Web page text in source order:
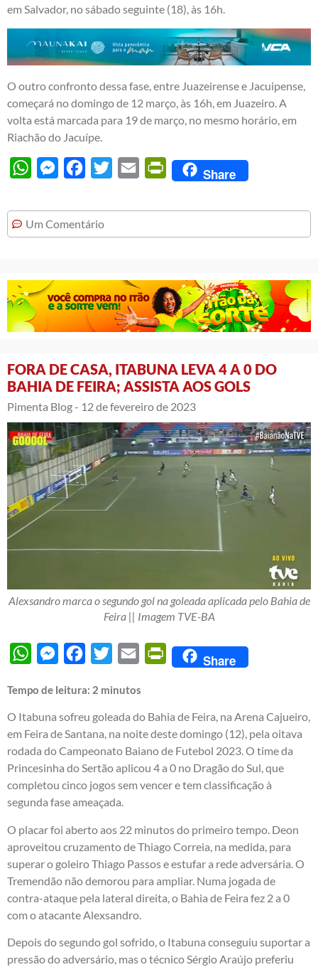
em Salvador, no sábado seguinte (18), às 16h.
O outro confronto dessa fase, entre Juazeirense e Jacuipense,
começará no domingo de 12 março, às 16h, em Juazeiro. A
volta está marcada para 19 de março, no mesmo horário, em
Riachão do Jacuípe.
WhatsAppMessengerFacebook
Twitter Email PrintFriendly
Share
Um Comentário
FORA DE CASA, ITABUNA LEVA 4 A 0 DO
BAHIA DE FEIRA; ASSISTA AOS GOLS
Pimenta Blog - 12 de fevereiro de 2023
Alexsandro marca o segundo gol na goleada aplicada pelo Bahia de
Feira || Imagem TVE-BA
WhatsAppMessengerFacebook
Twitter Email PrintFriendly
Share
Tempo de leitura: 2 minutos
O Itabuna sofreu goleada do Bahia de Feira, na Arena Cajueiro,
em Feira de Santana, na noite deste domingo (12), pela oitava
rodada do Campeonato Baiano de Futebol 2023. O time da
Princesinha do Sertão aplicou 4 a 0 no Dragão do Sul, que
completou cinco jogos sem vencer e tem classificação à
segunda fase ameaçada.
O placar foi aberto aos 22 minutos do primeiro tempo. Deon
aproveitou cruzamento de Thiago Correia, na medida, para
superar o goleiro Thiago Passos e estufar a rede adversária. O
Tremendão não demorou para ampliar. Numa jogada de
contra-ataque pela lateral direita, o Bahia de Feira fez 2 a 0
com o atacante Alexsandro.
Depois do segundo gol sofrido, o Itabuna conseguiu suportar a
pressão do adversário, mas o técnico Sérgio Araújo preferiu